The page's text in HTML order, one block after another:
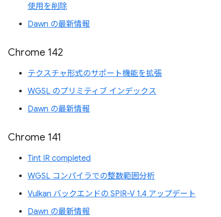
使用を削除
Dawn の最新情報
Chrome 142
テクスチャ形式のサポート機能を拡張
WGSL のプリミティブ インデックス
Dawn の最新情報
Chrome 141
Tint IR completed
WGSL コンパイラでの整数範囲分析
Vulkan バックエンドの SPIR-V 1.4 アップデート
Dawn の最新情報